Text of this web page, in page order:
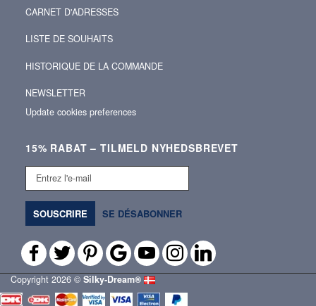
CARNET D'ADRESSES
LISTE DE SOUHAITS
HISTORIQUE DE LA COMMANDE
NEWSLETTER
Update cookies preferences
15% RABAT – TILMELD NYHEDSBREVET
Entrez
mail
SOUSCRIRE SE DÉSABONNER
Copyright 2026 © Silky‑Dream®